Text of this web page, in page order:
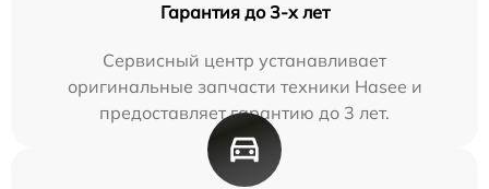
Гарантия до 3-х лет
Сервисный центр устанавливает
оригинальные запчасти техники Hasee и
предоставляет гарантию до 3 лет.